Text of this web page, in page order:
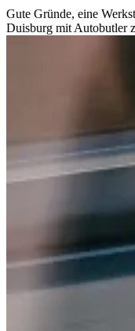
Gute Gründe, eine
Duisburg mit Autobutler